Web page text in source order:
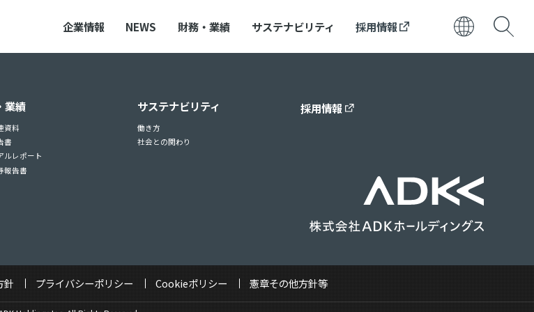
企業情報 NEWS 財務・業績 サステナビリティ 採用情報
業績
資料
書
ルレポート
報告書
サステナビリティ
働き方
社会との関わり
採用情報
針 プライバシーポリシー Cookieポリシー 憲章その他方針等